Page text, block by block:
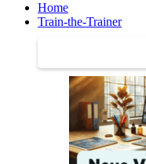
Home
Train-the-Trainer